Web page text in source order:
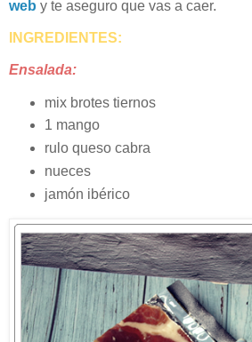
web y te aseguro que vas a caer.
INGREDIENTES:
Ensalada:
mix brotes tiernos
1 mango
rulo queso cabra
nueces
jamón ibérico